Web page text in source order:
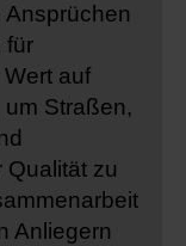
für
auf
Straßen,
zu
Anliegern